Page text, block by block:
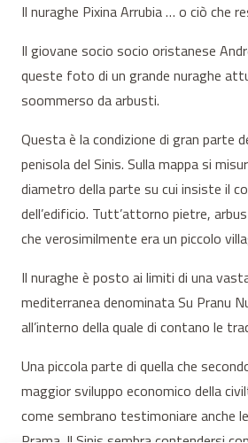
Il nuraghe Pixina Arrubia … o ciò che
Il giovane socio socio oristanese
queste foto di un grande nuraghe
soommerso da arbusti.
Questa è la condizione di gran parte
penisola del Sinis. Sulla mappa si
diametro della parte su cui insiste il
dell’edificio. Tutt’attorno pietre,
che verosimilmente era un piccolo
Il nuraghe è posto ai limiti di una
mediterranea denominata Su Pranu
all’interno della quale di contano le
Una piccola parte di quella che
maggior sviluppo economico della
come sembrano testimoniare anche